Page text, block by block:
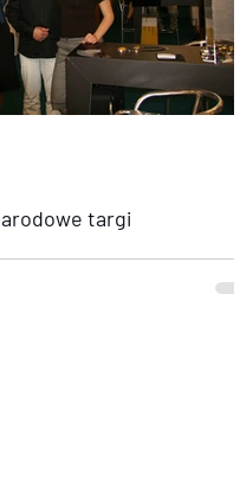
– międzynarodowe targi
prezentuje biżuterię oraz
targach Macef 2008 w...